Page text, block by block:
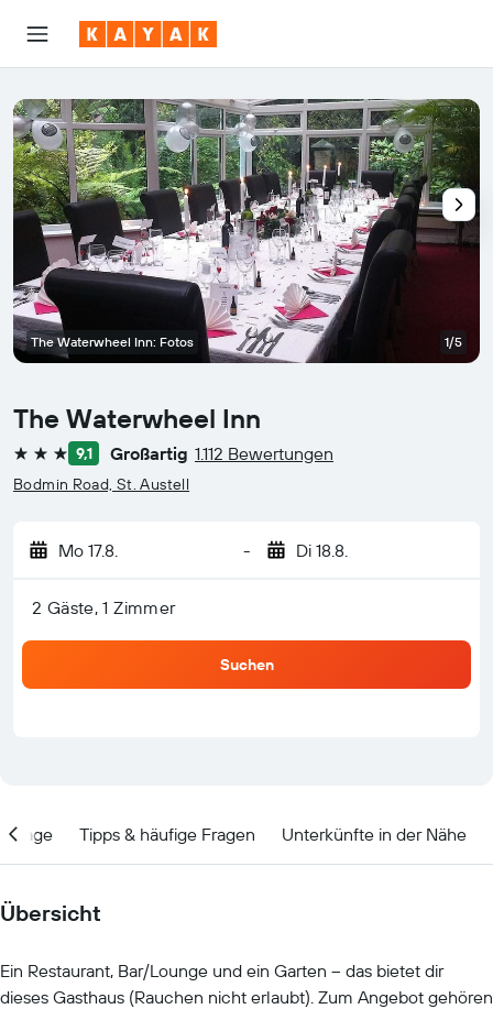
The Waterwheel Inn
3 Sterne9,1 Großartig 1.112 Bewertungen
Bodmin Road, St. Austell
Mo 17.8. - Di 18.8.
2 Gäste, 1 Zimmer
Suchen
The Waterwheel Inn: Fotos 1/5
Lage Tipps & häufige Fragen Unterkünfte in der Nähe
Übersicht
Ein Restaurant, Bar/Lounge und ein Garten – das bietet dir
dieses Gasthaus (Rauchen nicht erlaubt). Zum Angebot gehören